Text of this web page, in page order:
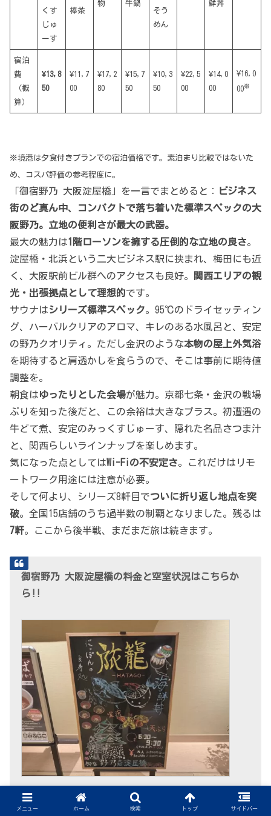
くす
じゅ
ーす
棒茶
物
牛鍋
そう
めん
鮮丼
宿泊
費
（概
算）
¥13,8
50
¥11,7
00
¥17,2
80
¥15,7
50
¥10,3
50
¥22,5
00
¥14,0
00
¥16,0
00※
※境港は夕食付きプランでの宿泊価格です。素泊まり比較ではないた
め、コスパ評価の参考程度に。
「御宿野乃 大阪淀屋橋」を一言でまとめると：
ビジネス
街のど真ん中、コンパクトで落ち着いた標準スペックの大
阪野乃。立地の便利さが最大の武器。
最大の魅力は1階ローソンを擁する圧倒的な立地の良さ。
淀屋橋・北浜という二大ビジネス駅に挟まれ、梅田にも近
く、大阪駅前ビル群へのアクセスも良好。
関西エリアの観
光・出張拠点として理想的です。
サウナはシリーズ標準スペック。95℃のドライセッティン
グ、ハーバルクリアのアロマ、キレのある水風呂と、安定
の野乃クオリティ。ただし金沢のような本物の屋上外気浴
を期待すると肩透かしを食らうので、そこは事前に期待値
調整を。
朝食はゆったりとした会場が魅力。京都七条・金沢の戦場
ぶりを知った後だと、この余裕は大きなプラス。初遭遇の
牛どて煮、安定のみっくすじゅーす、隠れた名品さつま汁
と、関西らしいラインナップを楽しめます。
気になった点としてはWi-Fiの不安定さ。これだけはリモ
ートワーク用途には注意が必要。
そして何より、シリーズ8軒目でついに折り返し地点を突
破。全国15店舗のうち過半数の制覇となりました。残るは
7軒。ここから後半戦、まだまだ旅は続きます。
御宿野乃 大阪淀屋橋の料金と空室状況はこちらか
ら!!
[Hotels.comで「野乃 大阪淀屋橋」の料金・空室
メニュー ホーム 検索 トップ サイドバー